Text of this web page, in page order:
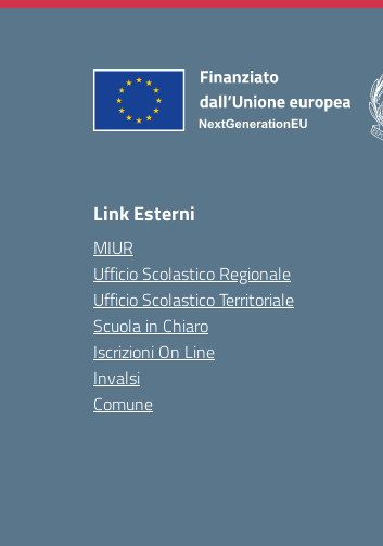
Link Esterni
MIUR
Ufficio Scolastico Regionale
Ufficio Scolastico Territoriale
Scuola in Chiaro
Iscrizioni On Line
Invalsi
Comune